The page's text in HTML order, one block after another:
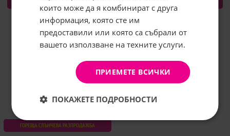
ГОРЕЩА СЛЪНЧЕВА РАЗПРОДАЖБА
които може да я комбинират с друга
информация, която сте им
предоставили или която са събрали от
вашето използване на техните услуги.
ПРИЕМЕТЕ ВСИЧКИ
ПОКАЖЕТЕ ПОДРОБНОСТИ
АБОНИРАНЕ
Не, благодаря